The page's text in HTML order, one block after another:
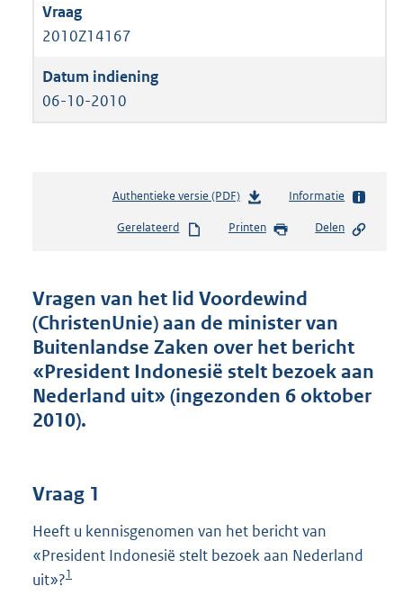
2010Z14167
06-10-2010
Authentieke versie (PDF)b
s
d
s
g
r
o
K
b
Informatie
Gerelateerd Printen Delen
Vragen van het lid Voordewind
(ChristenUnie) aan de minister van
Buitenlandse Zaken over het bericht
«President Indonesië stelt bezoek aan
Nederland uit» (ingezonden 6 oktober
2010).
Vraag 1
Heeft u kennisgenomen van het bericht van
«President Indonesië stelt bezoek aan Nederland
uit»?1